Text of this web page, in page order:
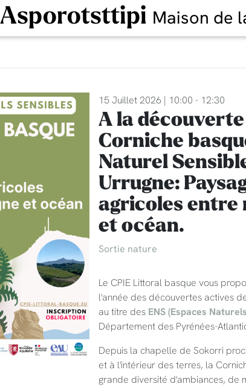
Asporotsttipi Maison de
15 Juillet 2026 | 10:00 - 12:30
A la
Corniche
Naturel
Urrugne:
agricoles entre
et océan.
Sortie nature
Le CPIE Littoral basque vous
l'année des découvertes actives
au titre des ENS (Espaces
Département des Pyrénées-
Depuis la chapelle de Sokorri
et à l'intérieur des terres, la
grande diversité d'ambiances, de